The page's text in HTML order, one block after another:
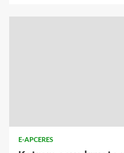
E-APCERES